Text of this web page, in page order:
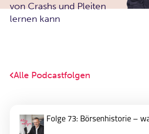
von Crashs und Pleiten
lernen kann
Alle Podcastfolgen